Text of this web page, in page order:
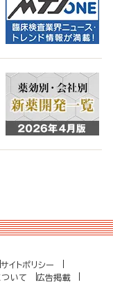
サイトポリシー
いて
広告掲載